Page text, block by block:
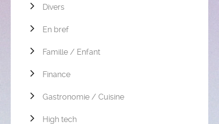
Divers
En bref
Famille / Enfant
Finance
Gastronomie / Cuisine
High tech